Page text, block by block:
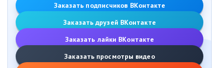
Заказать подписчиков ВКонтакте
Заказать друзей ВКонтакте
Заказать лайки ВКонтакте
Заказать просмотры видео